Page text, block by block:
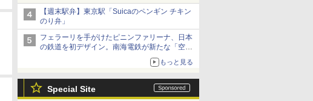
回は料金調整を実施
【週末駅弁】東京駅「Suicaのペンギン チキン
のり弁」
フェラーリを手がけたピニンファリーナ、日本
の鉄道を初デザイン。南海電鉄が新たな「空港
もっと見る
Special Site